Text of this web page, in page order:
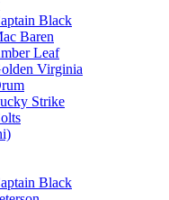
Black
Baren
Leaf
Virginia
Strike
Black